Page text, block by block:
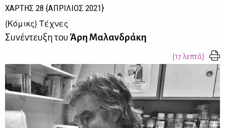
ΧΑΡΤΗΣ 28 {ΑΠΡΙΛΙΟΣ 2021}
{Κόμικς} Τέχνες
Συνέντευξη τουΆρη Μαλανδράκη
{17 λεπτά}